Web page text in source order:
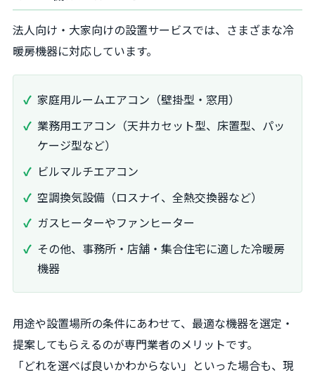
法人向け・大家向けの設置サービスでは、さまざまな冷
暖房機器に対応しています。
家庭用ルームエアコン（壁掛型・窓用）
業務用エアコン（天井カセット型、床置型、パッ
ケージ型など）
ビルマルチエアコン
空調換気設備（ロスナイ、全熱交換器など）
ガスヒーターやファンヒーター
その他、事務所・店舗・集合住宅に適した冷暖房
機器
用途や設置場所の条件にあわせて、最適な機器を選定・
提案してもらえるのが専門業者のメリットです。
「どれを選べば良いかわからない」といった場合も、現